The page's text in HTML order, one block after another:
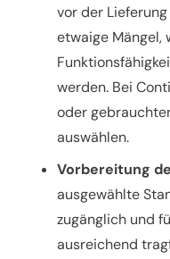
vor der
etwaige Mängel,
werden. Bei
oder
auswählen.
Vorbereitung
ausgewählte
zugänglich und
ausreichend